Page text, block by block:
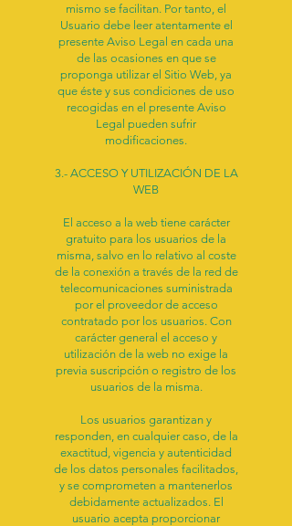
mismo se facilitan. Por tanto, el
Usuario debe leer atentamente el
presente Aviso Legal en cada una
de las ocasiones en que se
proponga utilizar el Sitio Web, ya
que éste y sus condiciones de uso
recogidas en el presente Aviso
Legal pueden sufrir
modificaciones.
3.- ACCESO Y UTILIZACIÓN DE LA
WEB
El acceso a la web tiene carácter
gratuito para los usuarios de la
misma, salvo en lo relativo al coste
de la conexión a través de la red de
telecomunicaciones suministrada
por el proveedor de acceso
contratado por los usuarios. Con
carácter general el acceso y
utilización de la web no exige la
previa suscripción o registro de los
usuarios de la misma.
Los usuarios garantizan y
responden, en cualquier caso, de la
exactitud, vigencia y autenticidad
de los datos personales facilitados,
y se comprometen a mantenerlos
debidamente actualizados. El
usuario acepta proporcionar